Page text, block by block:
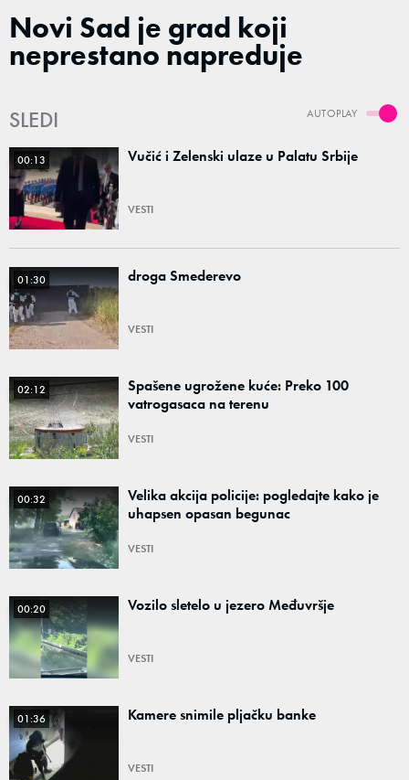
Novi Sad je grad koji
neprestano napreduje
AUTOPLAY
SLEDI
00:13 Vučić i Zelenski ulaze u Palatu Srbije
VESTI
01:30 droga Smederevo
VESTI
02:12
Spašene ugrožene kuće: Preko 100
vatrogasaca na terenu
VESTI
00:32
Velika akcija policije: pogledajte kako je
uhapsen opasan begunac
VESTI
00:20 Vozilo sletelo u jezero Međuvršje
VESTI
01:36 Kamere snimile pljačku banke
VESTI